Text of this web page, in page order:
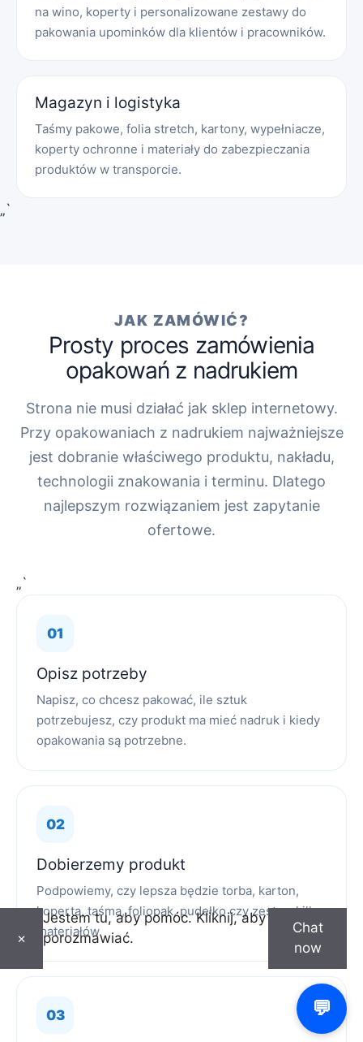
na wino, koperty i personalizowane zestawy do
pakowania upominków dla klientów i pracowników.
Magazyn i logistyka
Taśmy pakowe, folia stretch, kartony, wypełniacze,
koperty ochronne i materiały do zabezpieczania
produktów w transporcie.
„`
JAK ZAMÓWIĆ?
Prosty proces zamówienia
opakowań z nadrukiem
Strona nie musi działać jak sklep internetowy.
Przy opakowaniach z nadrukiem najważniejsze
jest dobranie właściwego produktu, nakładu,
technologii znakowania i terminu. Dlatego
najlepszym rozwiązaniem jest zapytanie
ofertowe.
„`
Opisz potrzeby
Napisz, co chcesz pakować, ile sztuk
potrzebujesz, czy produkt ma mieć nadruk i kiedy
opakowania są potrzebne.
Dobierzemy produkt
Podpowiemy, czy lepsza będzie torba, karton,
koperta, taśma, foliopak, pudełko czy zestaw kilku
materiałów.
×
Jestem tu, aby pomóc. Kliknij, aby
porozmawiać.
Chat
now